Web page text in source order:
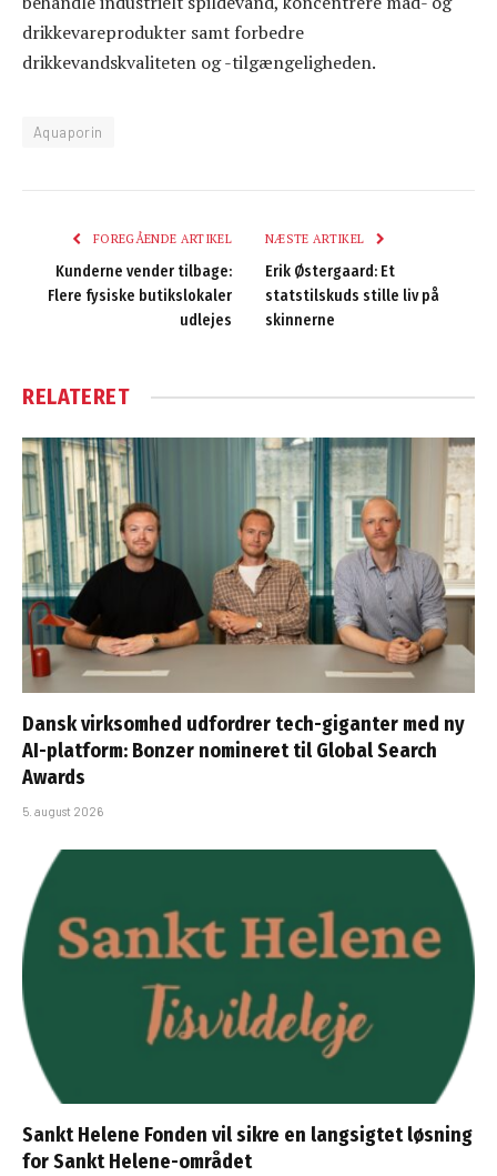
drikkevareprodukter samt forbedre
drikkevandskvaliteten og -tilgængeligheden.
Aquaporin
FOREGÅENDE ARTIKEL
Kunderne vender tilbage:
Flere fysiske butikslokaler
udlejes
NÆSTE ARTIKEL
Erik Østergaard: Et
statstilskuds stille liv på
skinnerne
RELATERET
Dansk virksomhed udfordrer tech-giganter med ny
AI-platform: Bonzer nomineret til Global Search
Awards
5. august 2026
Sankt Helene Fonden vil sikre en langsigtet løsning
for Sankt Helene-området